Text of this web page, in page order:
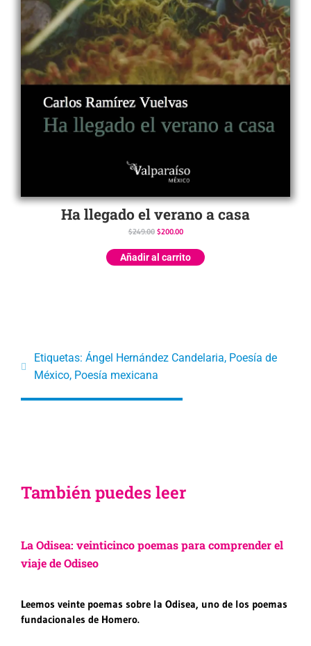
Ha llegado el verano a casa
$249.00 $200.00
Añadir al carrito
Etiquetas: Ángel Hernández Candelaria, Poesía de
México, Poesía mexicana
También puedes leer
La Odisea: veinticinco poemas para comprender el
viaje de Odiseo
Leemos veinte poemas sobre la Odisea, uno de los poemas
fundacionales de Homero.